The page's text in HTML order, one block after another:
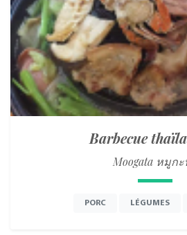
Barbecue
Moogata หมูก
PORC LÉGUMES